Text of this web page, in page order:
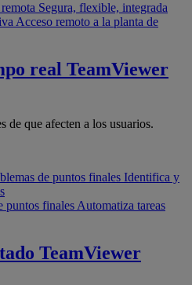
Segura, flexible, integrada
Acceso remoto a la planta de
real TeamViewer
de que afecten a los usuarios.
de puntos finales Identifica y
puntos finales Automatiza tareas
TeamViewer